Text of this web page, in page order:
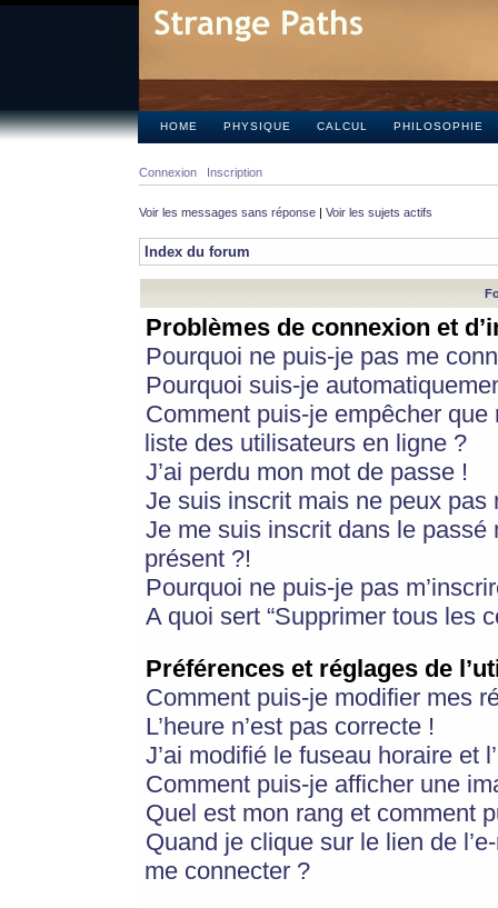
HOME PHYSIQUE CALCUL PHILOSOPHIE
Connexion Inscription
Voir les messages sans réponse | Voir les sujets actifs
Index du forum
Problèmes de connexion et
Pourquoi ne puis-je pas me
Pourquoi suis-je
Comment puis-je empêcher
liste des utilisateurs en ligne ?
J’ai perdu mon mot de passe !
Je suis inscrit mais ne peux pas
Je me suis inscrit dans le
présent ?!
Pourquoi ne puis-je pas
A quoi sert “Supprimer tous les
Préférences et réglages de
Comment puis-je modifier mes
L’heure n’est pas correcte !
J’ai modifié le fuseau horaire et
Comment puis-je afficher une
Quel est mon rang et comment
Quand je clique sur le lien de
me connecter ?